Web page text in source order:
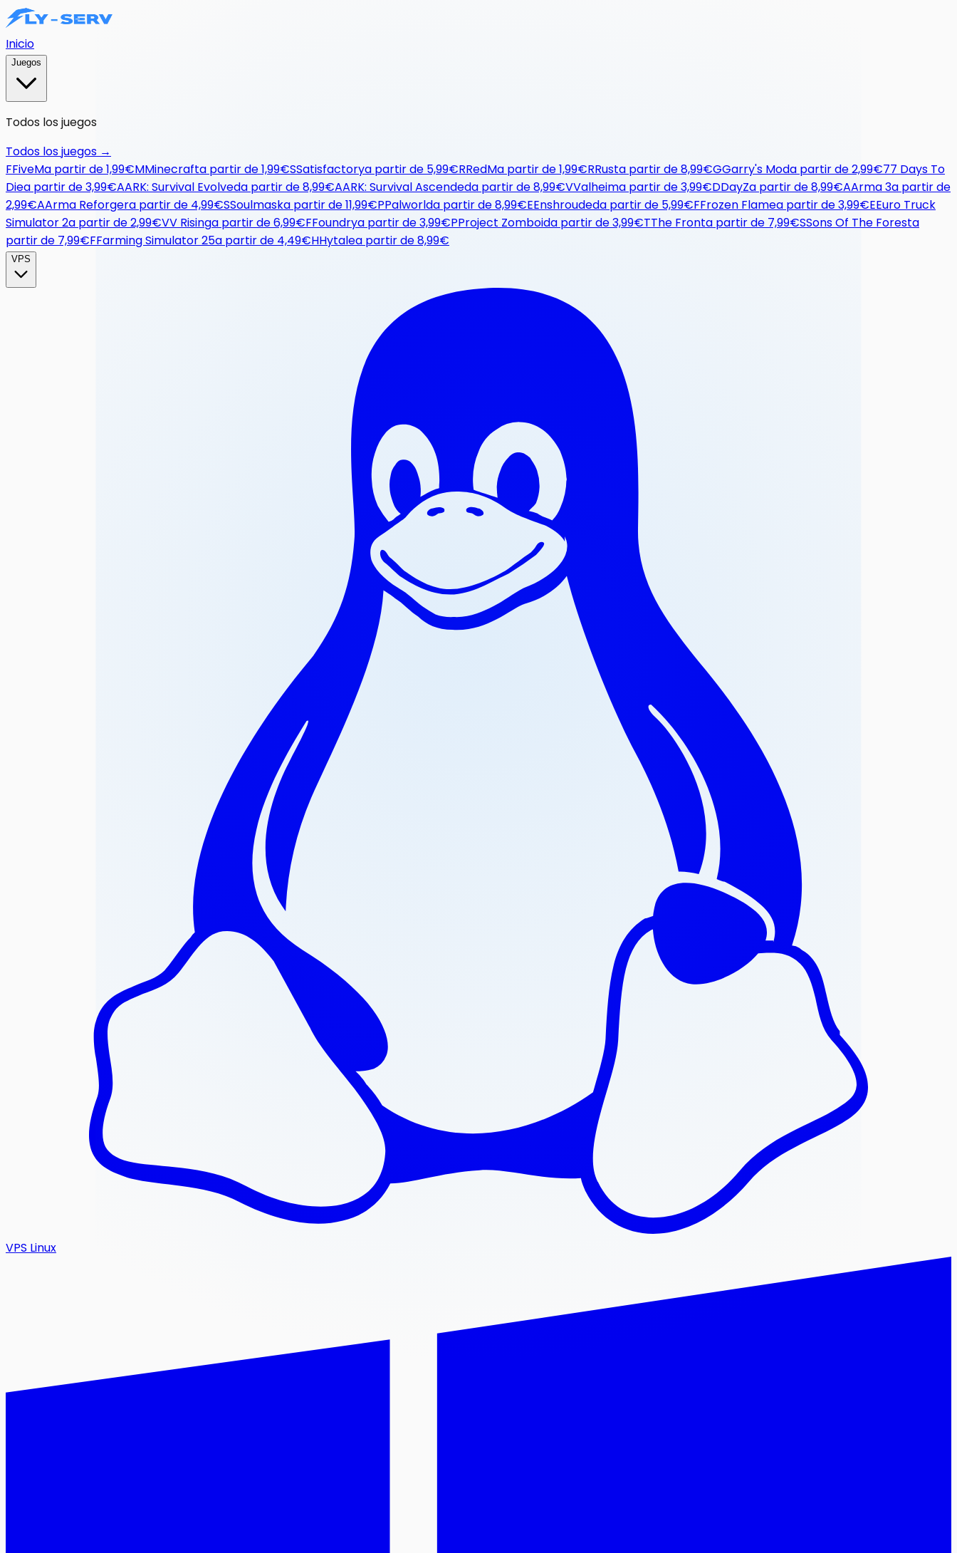
Inicio
Juegos
Todos los juegos
Todos los juegos →
FFiveMa partir de1,99€MMinecrafta partir de1,99€SSatisfactorya partir de 5,99€RRedMa partir de1,99€RRusta partir de8,99€GGarry's Moda partir de2,99€77 Days To
Diea partir de3,99€AARK: Survival Evolveda partir de8,99€AARK: Survival Ascendeda partir de8,99€VValheima partir de3,99€DDayZa partir de8,99€AArma 3a partir de
2,99€AArma Reforgera partir de 4,99€SSoulmaska partir de11,99€PPalworlda partir de8,99€EEnshroudeda partir de 5,99€FFrozen Flamea partir de3,99€EEuro Truck
Simulator 2a partir de2,99€VV Risinga partir de6,99€FFoundrya partir de3,99€PProject Zomboida partir de3,99€TThe Fronta partir de 7,99€SSons Of The Foresta
partir de 7,99€FFarming Simulator 25a partir de 4,49€HHytalea partir de8,99€
VPS
VPS Linux